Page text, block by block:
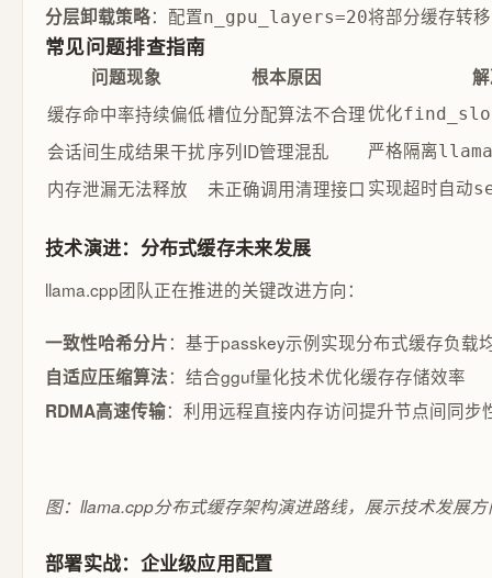
分层卸载策略：配置n_gpu_layers=20将部分缓存转
常见问题排查指南
问题现象 根本原因
缓存命中率持续偏低槽位分配算法不合理优化
会话间生成结果干扰序列ID管理混乱 严格隔离
内存泄漏无法释放 未正确调用清理接口 实现超时自动
技术演进：分布式缓存未来发展
llama.cpp团队正在推进的关键改进方向：
一致性哈希分片：基于passkey示例实现分布式缓存负载
自适应压缩算法：结合gguf量化技术优化缓存存储效率
RDMA高速传输：利用远程直接内存访问提升节点间同步
图：llama.cpp分布式缓存架构演进路线，展示技术发展方
部署实战：企业级应用配置